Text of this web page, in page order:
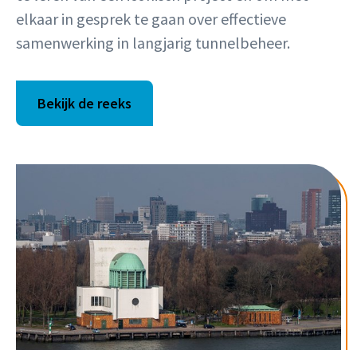
elkaar in gesprek te gaan over effectieve
samenwerking in langjarig tunnelbeheer.
Bekijk de reeks